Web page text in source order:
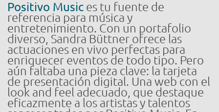
Positivo Music es tu fuente de
referencia para música y
entretenimiento. Con un portafolio
diverso, Sandra Büttner ofrece las
actuaciones en vivo perfectas para
enriquecer eventos de todo tipo. Pero
aún faltaba una pieza clave: la tarjeta
de presentación digital. Una web con el
look and feel adecuado, que destaque
eficazmente a los artistas y talentos